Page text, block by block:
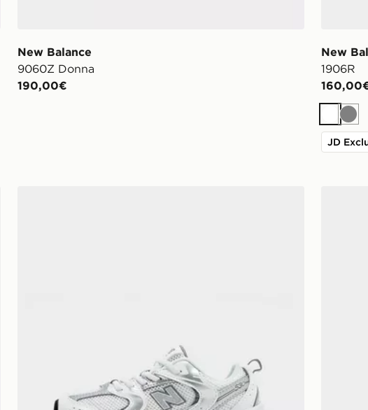
New Balance
9060Z Donna
190,00€
New
1906R
Bianco
JD